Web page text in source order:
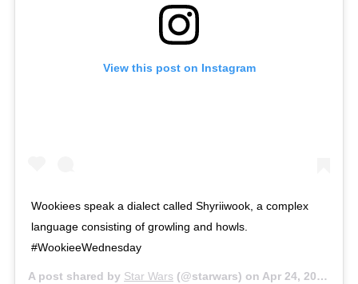
View this post on Instagram
Wookiees speak a dialect called Shyriiwook, a complex
language consisting of growling and howls.
#WookieeWednesday
A post shared by Star Wars (@starwars) on Apr 24, 2019 at 10:33am PDT